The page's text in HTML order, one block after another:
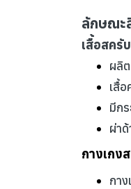
ลักษณะ
เสื้อสครั
ผลิ
เสื้
มีกร
ผ่า
กางเกง
กา